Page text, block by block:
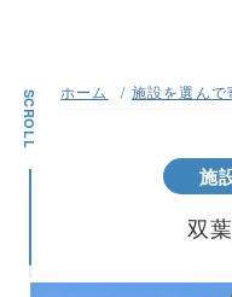
SCROLL ホーム 施設を選んで
施
双